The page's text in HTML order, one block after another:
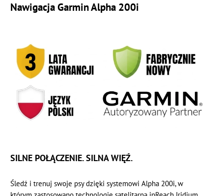
Nawigacja Garmin Alpha 200i
SILNE POŁĄCZENIE. SILNA WIĘŹ.
Śledź i trenuj swoje psy dzięki systemowi Alpha 200i, w